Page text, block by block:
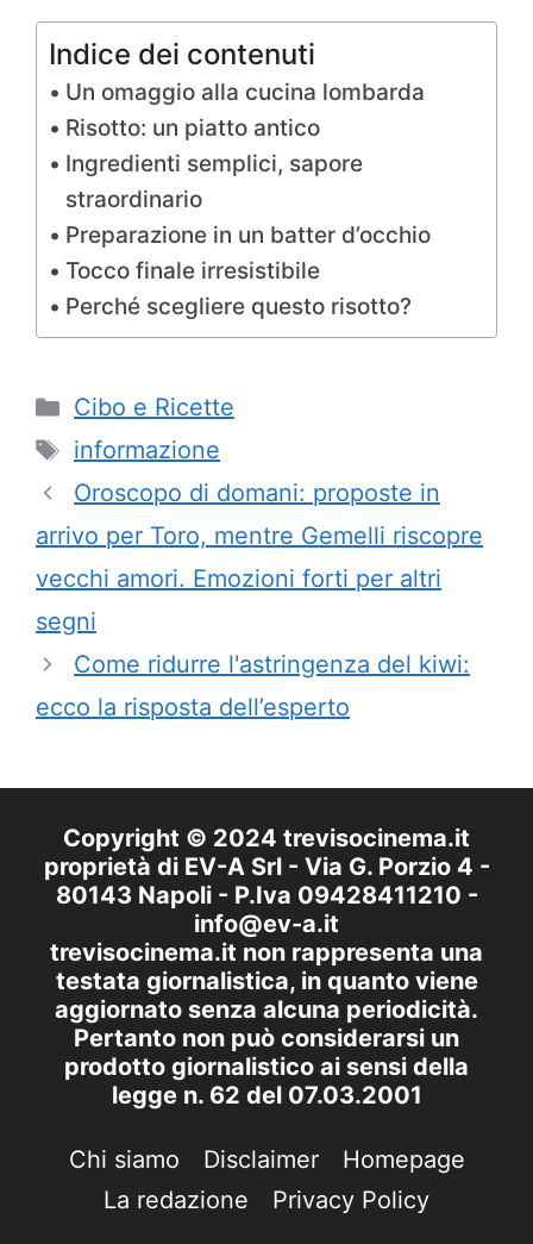
Indice dei contenuti
Un omaggio alla cucina lombarda
Risotto: un piatto antico
Ingredienti semplici, sapore
straordinario
Preparazione in un batter d’occhio
Tocco finale irresistibile
Perché scegliere questo risotto?
Categorie
Cibo e Ricette
Tag
informazione
Oroscopo di domani: proposte in
arrivo per Toro, mentre Gemelli riscopre
vecchi amori. Emozioni forti per altri
segni
Come ridurre l'astringenza del kiwi:
ecco la risposta dell’esperto
Copyright © 2024 trevisocinema.it
proprietà di EV-A Srl - Via G. Porzio 4 -
80143 Napoli - P.Iva 09428411210 -
info@ev-a.it
trevisocinema.it non rappresenta una
testata giornalistica, in quanto viene
aggiornato senza alcuna periodicità.
Pertanto non può considerarsi un
prodotto giornalistico ai sensi della
legge n. 62 del 07.03.2001
Chi siamo Disclaimer
Homepage
La redazione
Privacy Policy